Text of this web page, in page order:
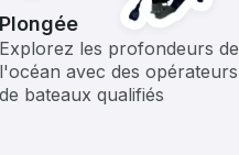
Plongée
Explorez les profondeurs de
l'océan avec des opérateurs
de bateaux qualifiés